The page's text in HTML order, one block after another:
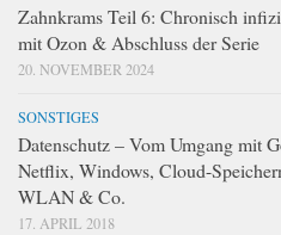
Zahnkrams Teil 6: Chronisch
mit Ozon & Abschluss der Serie
20. NOVEMBER 2024
SONSTIGES
Datenschutz – Vom Umgang mit
Netflix, Windows, Cloud-
WLAN & Co.
17. APRIL 2018